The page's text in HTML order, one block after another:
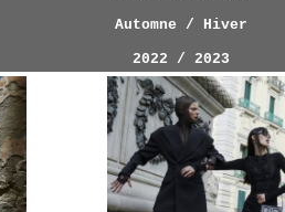
Automne / Hiver
2022 / 2023